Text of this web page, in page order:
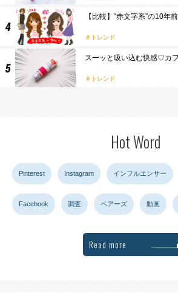
【比較】“赤文字系”の10年
トレンド
スーッと吸い込む快感♡カ
トレンド
Hot Word
Pinterest Instagram インフルエンサー
Facebook 調査 ペアーズ 動画
Read more